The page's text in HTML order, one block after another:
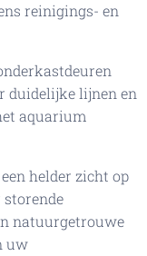
reinigings- en
duidelijke lijnen en
aquarium
helder zicht op
storende
natuurgetrouwe
uw